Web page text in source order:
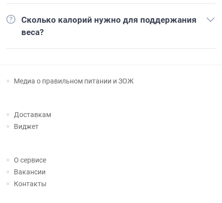
Сколько калорий нужно для поддержания
веса?
Медиа о правильном питании и ЗОЖ
Доставкам
Виджет
О сервисе
Вакансии
Контакты